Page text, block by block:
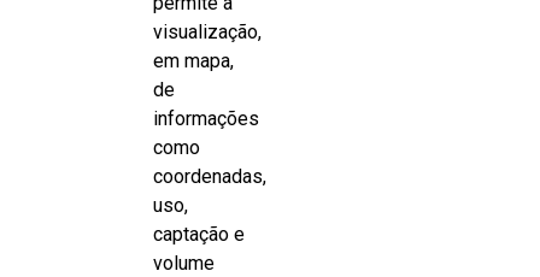
visualização,
em mapa,
de
informações
como
coordenadas,
uso,
captação e
volume